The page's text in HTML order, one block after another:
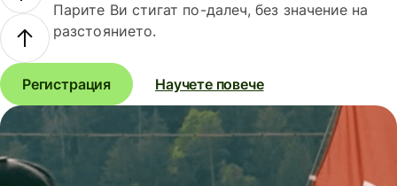
Парите Ви стигат по-далеч, без значение на
разстоянието.
Регистрация Научете повече